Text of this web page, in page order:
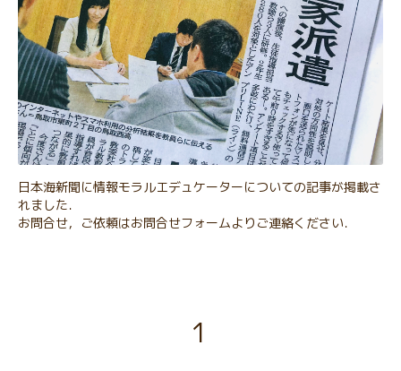
日本海新聞に情報モラルエデュケーターについての記事が掲載さ
れました．
お問合せ，ご依頼はお問合せフォームよりご連絡ください．
1